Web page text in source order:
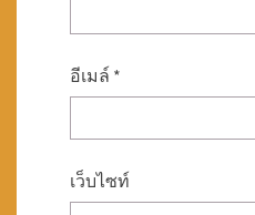
อีเมล์ *
เว็บไซท์